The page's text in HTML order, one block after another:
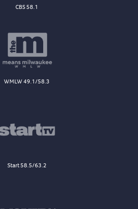
CBS 58.1
WMLW 49.1/58.3
Start 58.5/63.2